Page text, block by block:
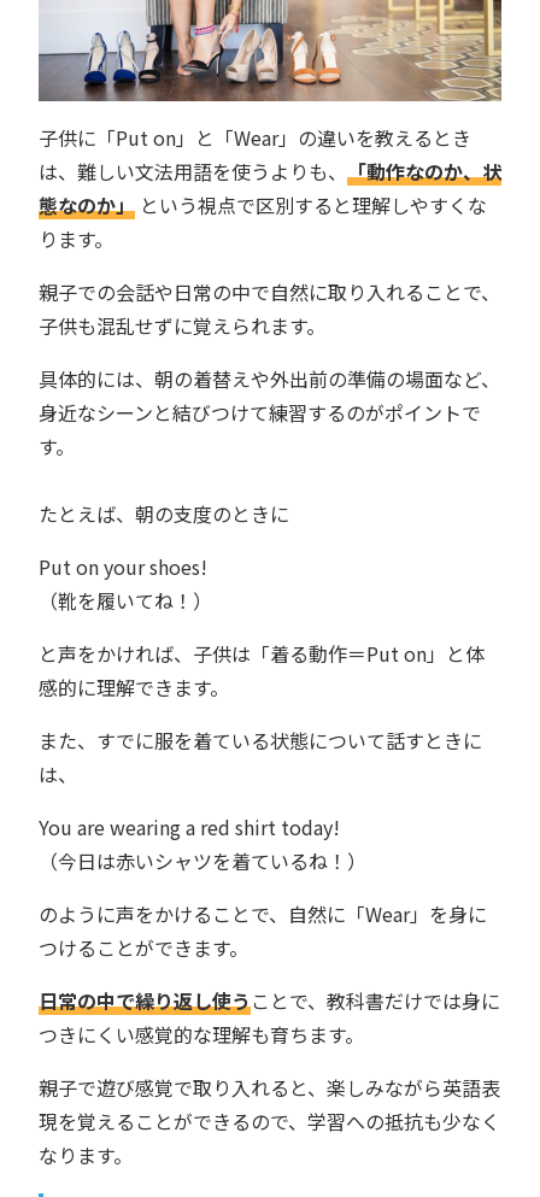
子供に「Put on」と「Wear」の違いを教えるとき
は、難しい文法用語を使うよりも、 「動作なのか、状
態なのか」 という視点で区別すると理解しやすくな
ります。
親子での会話や日常の中で自然に取り入れることで、
子供も混乱せずに覚えられます。
具体的には、朝の着替えや外出前の準備の場面など、
身近なシーンと結びつけて練習するのがポイントで
す。
たとえば、朝の支度のときに
Put on your shoes!
（靴を履いてね！）
と声をかければ、子供は「着る動作＝Put on」と体
感的に理解できます。
また、すでに服を着ている状態について話すときに
は、
You are wearing a red shirt today!
（今日は赤いシャツを着ているね！）
のように声をかけることで、自然に「Wear」を身に
つけることができます。
日常の中で繰り返し使うことで、教科書だけでは身に
つきにくい感覚的な理解も育ちます。
親子で遊び感覚で取り入れると、楽しみながら英語表
現を覚えることができるので、学習への抵抗も少なく
なります。